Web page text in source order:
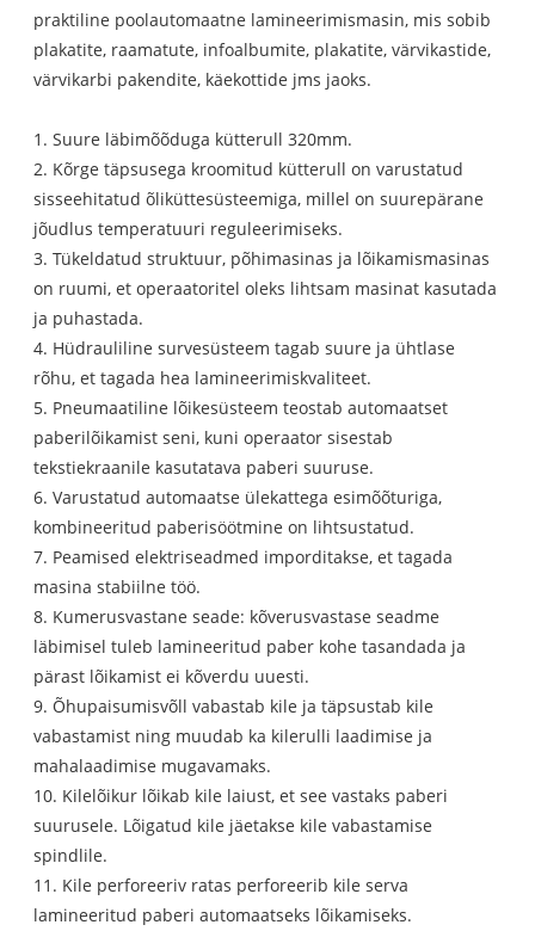
praktiline poolautomaatne lamineerimismasin, mis sobib
plakatite, raamatute, infoalbumite, plakatite, värvikastide,
värvikarbi pakendite, käekottide jms jaoks.
1. Suure läbimõõduga kütterull 320mm.
2. Kõrge täpsusega kroomitud kütterull on varustatud
sisseehitatud õliküttesüsteemiga, millel on suurepärane
jõudlus temperatuuri reguleerimiseks.
3. Tükeldatud struktuur, põhimasinas ja lõikamismasinas
on ruumi, et operaatoritel oleks lihtsam masinat kasutada
ja puhastada.
4. Hüdrauliline survesüsteem tagab suure ja ühtlase
rõhu, et tagada hea lamineerimiskvaliteet.
5. Pneumaatiline lõikesüsteem teostab automaatset
paberilõikamist seni, kuni operaator sisestab
tekstiekraanile kasutatava paberi suuruse.
6. Varustatud automaatse ülekattega esimõõturiga,
kombineeritud paberisöötmine on lihtsustatud.
7. Peamised elektriseadmed imporditakse, et tagada
masina stabiilne töö.
8. Kumerusvastane seade: kõverusvastase seadme
läbimisel tuleb lamineeritud paber kohe tasandada ja
pärast lõikamist ei kõverdu uuesti.
9. Õhupaisumisvõll vabastab kile ja täpsustab kile
vabastamist ning muudab ka kilerulli laadimise ja
mahalaadimise mugavamaks.
10. Kilelõikur lõikab kile laiust, et see vastaks paberi
suurusele. Lõigatud kile jäetakse kile vabastamise
spindlile.
11. Kile perforeeriv ratas perforeerib kile serva
lamineeritud paberi automaatseks lõikamiseks.